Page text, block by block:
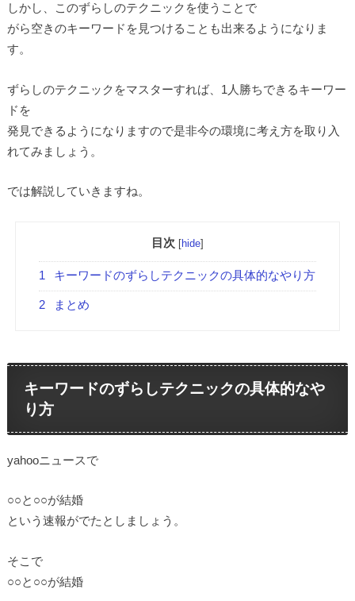
しかし、このずらしのテクニックを使うことで
がら空きのキーワードを見つけることも出来るようになりま
す。
ずらしのテクニックをマスターすれば、1人勝ちできるキーワー
ドを
発見できるようになりますので是非今の環境に考え方を取り入
れてみましょう。
では解説していきますね。
目次 [hide]
1 キーワードのずらしテクニックの具体的なやり方
2 まとめ
キーワードのずらしテクニックの具体的なや
り方
yahooニュースで
○○と○○が結婚
という速報がでたとしましょう。
そこで
○○と○○が結婚